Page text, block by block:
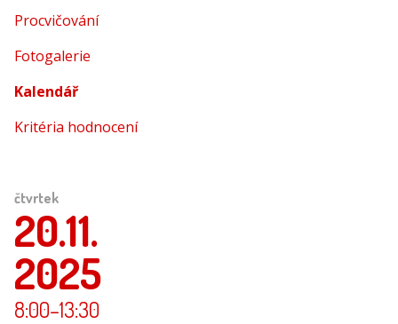
Procvičování
Fotogalerie
Kalendář(aktuální)
Kritéria hodnocení
čtvrtek
20.11.
2025
8:00–13:30